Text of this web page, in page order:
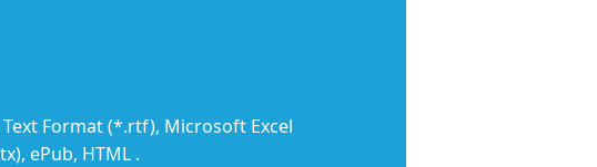
Format (*.rtf), Microsoft Excel
ePub, HTML .